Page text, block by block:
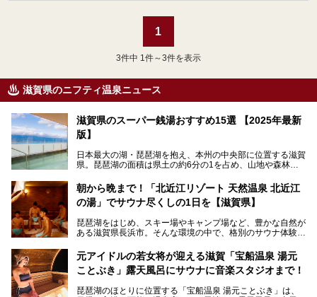
1
3件中 1件～3件を表示
滋賀県のニフティ温泉ニュース
滋賀県のスーパー銭湯おすすめ15選 【2025年最新
版】
日本最大の湖・琵琶湖を抱え、本州の中央部に位置する滋賀
県。琵琶湖の面積は県土の約6分の1を占め、山地や森林部
して栄え、県内には世界遺産の比叡山延暦寺、天守が国宝に
指定されている彦根城、国の特別史跡の安土城跡など、多数
の史跡があります。
琵琶湖の雄大な景色を眺めながら入れる施設もありますよ。
朝から晩まで！「北近江リゾート 天然温泉 北近江
の湯」でサウナ尽くしの1日を【滋賀県】
琵琶湖をはじめ、スキー場やキャンプ場など、豊かな自然が
ある滋賀県長浜市。そんな環境の中で、格別のサウナ体験を
今回は、「北近江リゾート 天然温泉 北近江の湯」で朝から
晩まで楽しめる過ごし方をご紹介！ サウナ設備やサウナド
違いなしですよ。
元アイドルの若女将が迎える滋賀「宝船温泉 湯元
ことぶき」露天風呂にサウナに音楽スタジオまで！
琵琶湖のほとりに位置する「宝船温泉 湯元ことぶき」は、